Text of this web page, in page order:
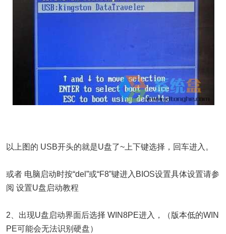
以上图的 USB开头的就是U盘了~上下键选择，回车进入。
或者 电脑启动时按“del”或“F8”键进入BIOS设置具体设置请参
阅 设置U盘启动教程
2、出现U盘启动界面后选择 WIN8PE进入，（版本低的WIN
PE可能会无法识别硬盘）